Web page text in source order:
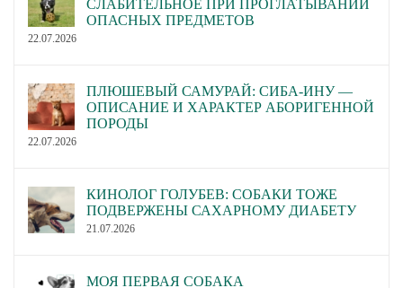
СЛАБИТЕЛЬНОЕ ПРИ ПРОГЛАТЫВАНИИ
ОПАСНЫХ ПРЕДМЕТОВ
22.07.2026
ПЛЮШЕВЫЙ САМУРАЙ: СИБА-ИНУ —
ОПИСАНИЕ И ХАРАКТЕР АБОРИГЕННОЙ
ПОРОДЫ
22.07.2026
КИНОЛОГ ГОЛУБЕВ: СОБАКИ ТОЖЕ
ПОДВЕРЖЕНЫ САХАРНОМУ ДИАБЕТУ
21.07.2026
МОЯ ПЕРВАЯ СОБАКА